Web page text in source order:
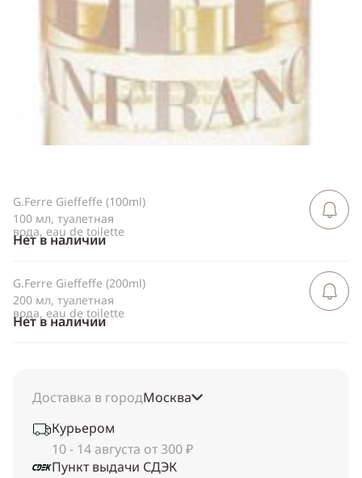
Viber
ВКонтакте
Одноклассники
G.Ferre Gieffeffe (100ml)
100 мл, туалетная
вода, eau de toilette
Нет в наличии
Сообщить
G.Ferre Gieffeffe (200ml)
200 мл, туалетная
вода, eau de toilette
Нет в наличии
Сообщить
Доставка в городМосква
Курьером
10 - 14 августа от 300 ₽
Пункт выдачи СДЭК